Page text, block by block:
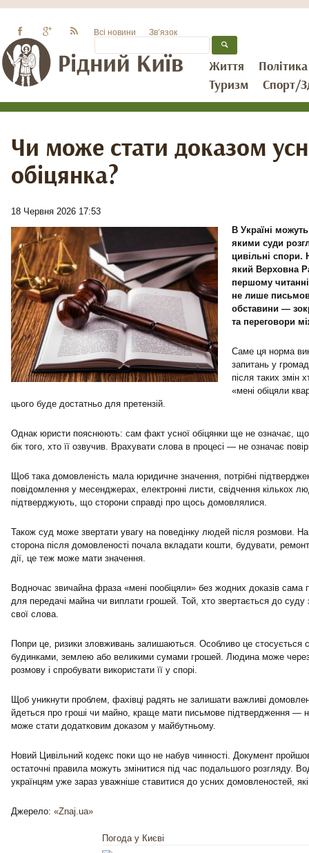
Життя
Політика
Туризм
Спорт/
Всі новини Зв’язок
Чи може стати доказом
обіцянка?
18 Червня 2026 17:53
В Україні
якими суди
цивільні спори.
який Верховна
першому
не лише
обставини —
та переговори
Саме ця норма
запитань у
після таких змін
«мені обіцяли
цього буде достатньо для претензій.
Однак юристи пояснюють: сам факт усної обіцянки ще не означає,
бік того, хто її озвучив. Врахувати слова в процесі — не означає
Щоб така домовленість мала юридичне значення, потрібні
повідомлення у месенджерах, електронні листи, свідчення кількох
підтверджують, що сторони справді про щось домовлялися.
Також суд може звертати увагу на поведінку людей після розмови.
сторона після домовленості почала вкладати кошти, будувати,
дії, це теж може мати значення.
Водночас звичайна фраза «мені пообіцяли» без жодних доказів сама
для передачі майна чи виплати грошей. Той, хто звертається до
свої слова.
Попри це, ризики зловживань залишаються. Особливо це стосується
будинками, землею або великими сумами грошей. Людина може через
розмову і спробувати використати її у спорі.
Щоб уникнути проблем, фахівці радять не залишати важливі
йдеться про гроші чи майно, краще мати письмове підтвердження —
може стати додатковим доказом у майбутньому.
Новий Цивільний кодекс поки що не набув чинності. Документ
остаточні правила можуть змінитися під час подальшого розгляду.
українцям уже зараз уважніше ставитися до усних домовленостей,
Джерело: «Znaj.ua»
Погода у Києві